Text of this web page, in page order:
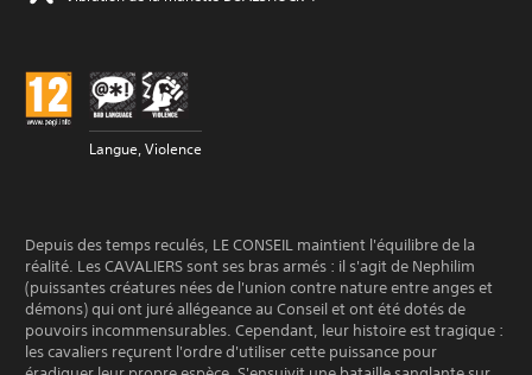
Langue, Violence
Depuis des temps reculés, LE CONSEIL maintient l'équilibre de la
réalité. Les CAVALIERS sont ses bras armés : il s'agit de Nephilim
(puissantes créatures nées de l'union contre nature entre anges et
démons) qui ont juré allégeance au Conseil et ont été dotés de
pouvoirs incommensurables. Cependant, leur histoire est tragique :
les cavaliers reçurent l'ordre d'utiliser cette puissance pour